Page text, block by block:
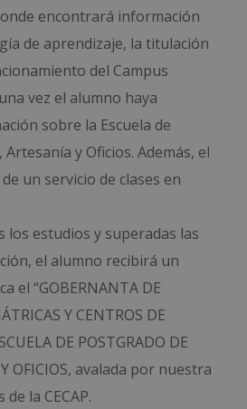
encontrará información
de aprendizaje, la titulación
del Campus
vez el alumno haya
sobre la Escuela de
y Oficios. Además, el
un servicio de clases en
los estudios y superadas las
el alumno recibirá un
el “GOBERNANTA DE
Y CENTROS DE
DE POSTGRADO DE
OFICIOS, avalada por nuestra
la CECAP.